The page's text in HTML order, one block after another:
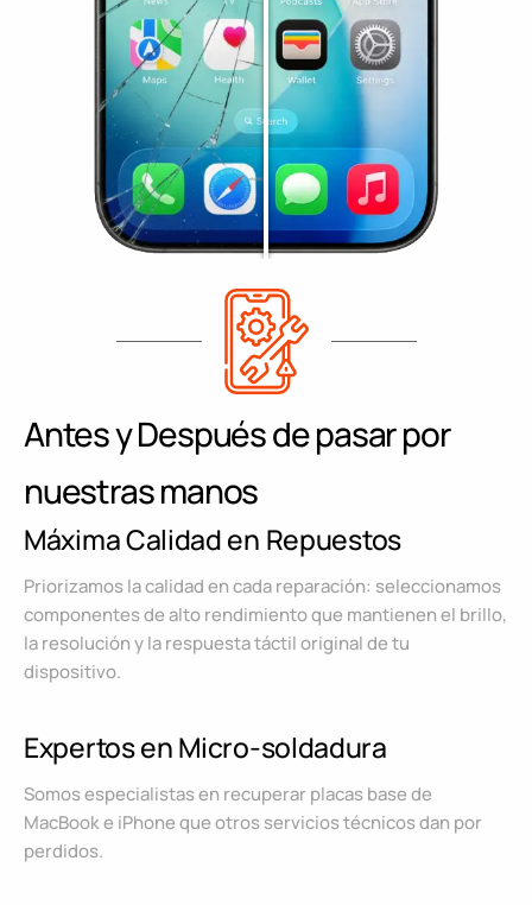
Antes y Después de pasar por
nuestras manos
Máxima Calidad en Repuestos
Priorizamos la calidad en cada reparación: seleccionamos
componentes de alto rendimiento que mantienen el brillo,
la resolución y la respuesta táctil original de tu
dispositivo.
Expertos en Micro-soldadura
Somos especialistas en recuperar placas base de
MacBook e iPhone que otros servicios técnicos dan por
perdidos.